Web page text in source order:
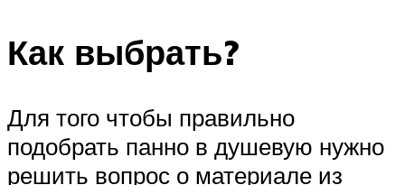
Как выбрать?
Для того чтобы правильно
подобрать панно в душевую нужно
решить вопрос о материале из